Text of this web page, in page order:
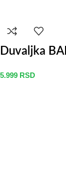
Duvaljka
5.999 RSD